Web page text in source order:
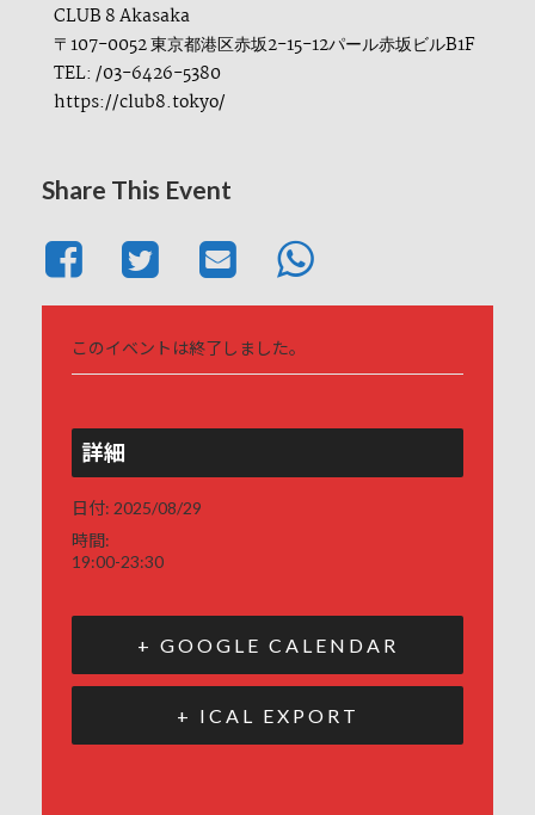
CLUB 8 Akasaka
〒107-0052 東京都港区赤坂2-15-12パール赤坂ビルB1F
TEL: /03-6426-5380
https://club8.tokyo/
Share This Event
このイベントは終了しました。
詳細
日付: 2025/08/29
時間:
19:00-23:30
+ GOOGLE CALENDAR
+ ICAL EXPORT